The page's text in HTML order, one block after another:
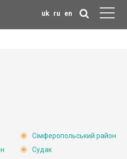
uk ru en
Сімферопольський район
Судак